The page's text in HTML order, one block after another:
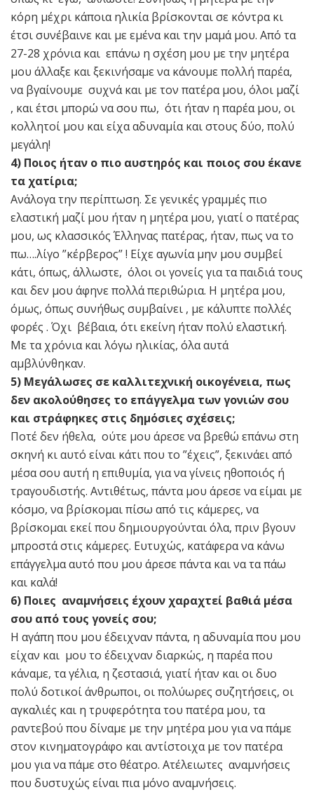
κόρη μέχρι κάποια ηλικία βρίσκονται σε κόντρα κι
έτσι συνέβαινε και με εμένα και την μαμά μου. Από τα
27-28 χρόνια και επάνω η σχέση μου με την μητέρα
μου άλλαξε και ξεκινήσαμε να κάνουμε πολλή παρέα,
να βγαίνουμε συχνά και με τον πατέρα μου, όλοι μαζί
, και έτσι μπορώ να σου πω, ότι ήταν η παρέα μου, οι
κολλητοί μου και είχα αδυναμία και στους δύο, πολύ
μεγάλη!
4) Ποιος ήταν ο πιο αυστηρός και ποιος σου έκανε
τα χατίρια;
Ανάλογα την περίπτωση. Σε γενικές γραμμές πιο
ελαστική μαζί μου ήταν η μητέρα μου, γιατί ο πατέρας
μου, ως κλασσικός Έλληνας πατέρας, ήταν, πως να το
πω….λίγο ”κέρβερος” ! Είχε αγωνία μην μου συμβεί
κάτι, όπως, άλλωστε, όλοι οι γονείς για τα παιδιά τους
και δεν μου άφηνε πολλά περιθώρια. Η μητέρα μου,
όμως, όπως συνήθως συμβαίνει , με κάλυπτε πολλές
φορές . Όχι βέβαια, ότι εκείνη ήταν πολύ ελαστική.
Με τα χρόνια και λόγω ηλικίας, όλα αυτά
αμβλύνθηκαν.
5) Μεγάλωσες σε καλλιτεχνική οικογένεια, πως
δεν ακολούθησες το επάγγελμα των γονιών σου
και στράφηκες στις δημόσιες σχέσεις;
Ποτέ δεν ήθελα, ούτε μου άρεσε να βρεθώ επάνω στη
σκηνή κι αυτό είναι κάτι που το ”έχεις”, ξεκινάει από
μέσα σου αυτή η επιθυμία, για να γίνεις ηθοποιός ή
τραγουδιστής. Αντιθέτως, πάντα μου άρεσε να είμαι με
κόσμο, να βρίσκομαι πίσω από τις κάμερες, να
βρίσκομαι εκεί που δημιουργούνται όλα, πριν βγουν
μπροστά στις κάμερες. Ευτυχώς, κατάφερα να κάνω
επάγγελμα αυτό που μου άρεσε πάντα και να τα πάω
και καλά!
6) Ποιες αναμνήσεις έχουν χαραχτεί βαθιά μέσα
σου από τους γονείς σου;
Η αγάπη που μου έδειχναν πάντα, η αδυναμία που μου
είχαν και μου το έδειχναν διαρκώς, η παρέα που
κάναμε, τα γέλια, η ζεστασιά, γιατί ήταν και οι δυο
πολύ δοτικοί άνθρωποι, οι πολύωρες συζητήσεις, οι
αγκαλιές και η τρυφερότητα του πατέρα μου, τα
ραντεβού που δίναμε με την μητέρα μου για να πάμε
στον κινηματογράφο και αντίστοιχα με τον πατέρα
μου για να πάμε στο θέατρο. Ατέλειωτες αναμνήσεις
που δυστυχώς είναι πια μόνο αναμνήσεις.